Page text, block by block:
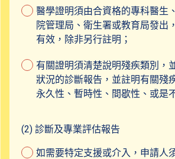
醫學證明須由合資格的專科醫生
院管理局、衛生署或教育局發出
有效，除非另行註明；
有關證明須清楚說明殘疾類別，
狀況的診斷報告，並註明有關殘
永久性、暫時性、間歇性、或是
(2) 診斷及專業評估報告
如需要特定支援或介入，申請人